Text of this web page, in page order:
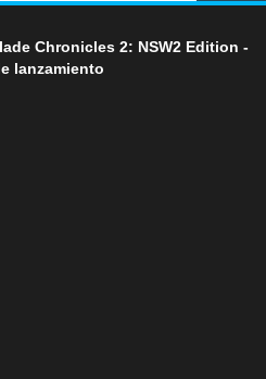
Chronicles 2: NSW2 Edition -
lanzamiento